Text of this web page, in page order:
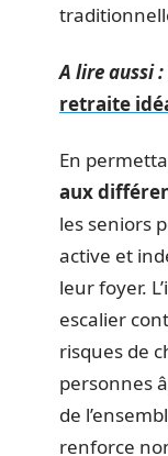
A lire aussi :
retraite
En
aux
les seniors
active et
leur foyer.
escalier
risques de
personnes
de
renforce